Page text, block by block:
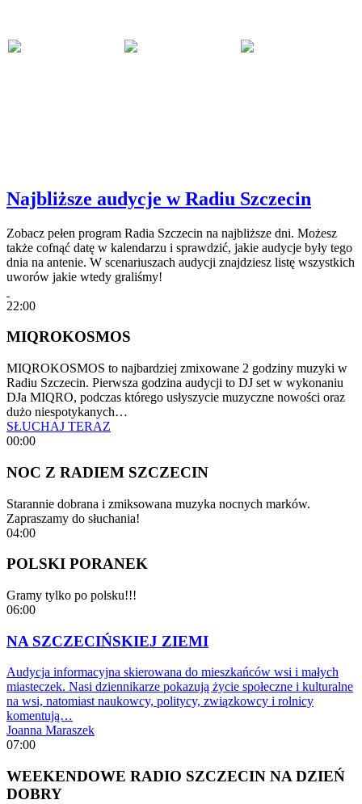
Najbliższe audycje w Radiu Szczecin
Zobacz pełen program Radia Szczecin na najbliższe dni. Możesz
także cofnąć datę w kalendarzu i sprawdzić, jakie audycje były tego
dnia na antenie. W scenariuszach audycji znajdziesz listę wszystkich
uworów jakie wtedy graliśmy!
22:00
MIQROKOSMOS
MIQROKOSMOS to najbardziej zmixowane 2 godziny muzyki w
Radiu Szczecin. Pierwsza godzina audycji to DJ set w wykonaniu
DJa MIQRO, podczas którego usłyszycie muzyczne nowości oraz
dużo niespotykanych…
SŁUCHAJ TERAZ
00:00
NOC Z RADIEM SZCZECIN
Starannie dobrana i zmiksowana muzyka nocnych marków.
Zapraszamy do słuchania!
04:00
POLSKI PORANEK
Gramy tylko po polsku!!!
06:00
NA SZCZECIŃSKIEJ ZIEMI
Audycja informacyjna skierowana do mieszkańców wsi i małych
miasteczek. Nasi dziennikarze pokazują życie społeczne i kulturalne
na wsi, natomiast naukowcy, politycy, związkowcy i rolnicy
komentują…
Joanna Maraszek
07:00
WEEKENDOWE RADIO SZCZECIN NA DZIEŃ
DOBRY